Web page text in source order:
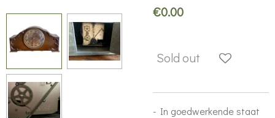
€0.00
Sold out
- In goedwerkende staat